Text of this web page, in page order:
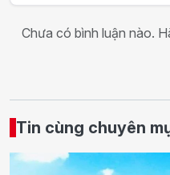
Chưa có bình luận nào.
Tin cùng chuyên